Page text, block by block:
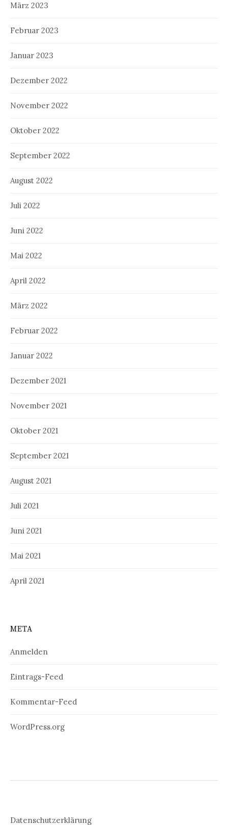
März 2023
Februar 2023
Januar 2023
Dezember 2022
November 2022
Oktober 2022
September 2022
August 2022
Juli 2022
Juni 2022
Mai 2022
April 2022
März 2022
Februar 2022
Januar 2022
Dezember 2021
November 2021
Oktober 2021
September 2021
August 2021
Juli 2021
Juni 2021
Mai 2021
April 2021
META
Anmelden
Eintrags-Feed
Kommentar-Feed
WordPress.org
Datenschutzerklärung